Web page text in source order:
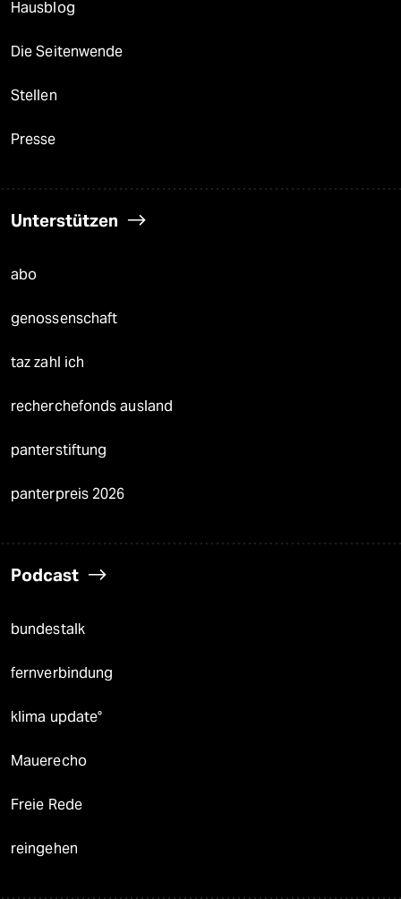
Hausblog
Die Seitenwende
Stellen
Presse
Unterstützen
abo
genossenschaft
taz zahl ich
recherchefonds ausland
panterstiftung
panterpreis 2026
Podcast
bundestalk
fernverbindung
klima update°
Mauerecho
Freie Rede
reingehen